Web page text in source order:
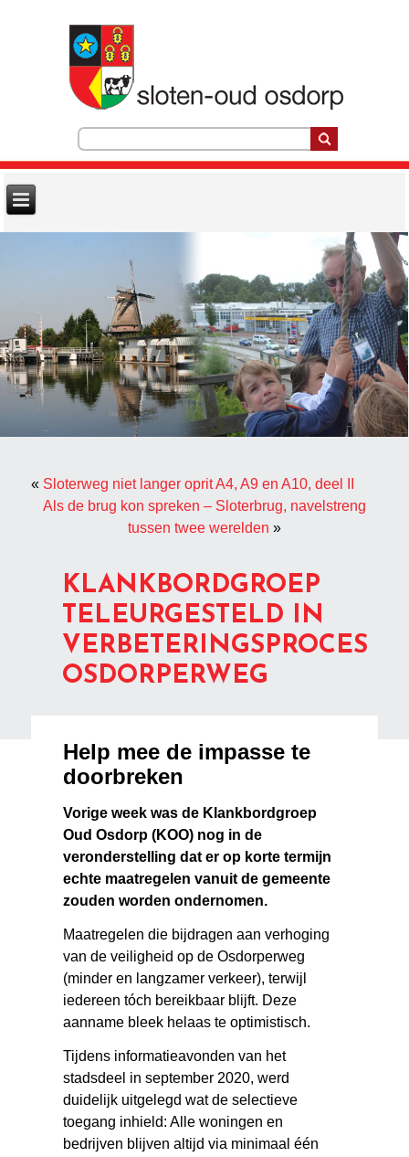
« Sloterweg niet langer oprit A4, A9 en A10, deel II
Als de brug kon spreken – Sloterbrug, navelstreng
tussen twee werelden »
KLANKBORDGROEP
TELEURGESTELD IN
VERBETERINGSPROCES
OSDORPERWEG
Help mee de impasse te
doorbreken
Vorige week was de Klankbordgroep
Oud Osdorp (KOO) nog in de
veronderstelling dat er op korte termijn
echte maatregelen vanuit de gemeente
zouden worden ondernomen.
Maatregelen die bijdragen aan verhoging
van de veiligheid op de Osdorperweg
(minder en langzamer verkeer), terwijl
iedereen tóch bereikbaar blijft. Deze
aanname bleek helaas te optimistisch.
Tijdens informatieavonden van het
stadsdeel in september 2020, werd
duidelijk uitgelegd wat de selectieve
toegang inhield: Alle woningen en
bedrijven blijven altijd via minimaal één